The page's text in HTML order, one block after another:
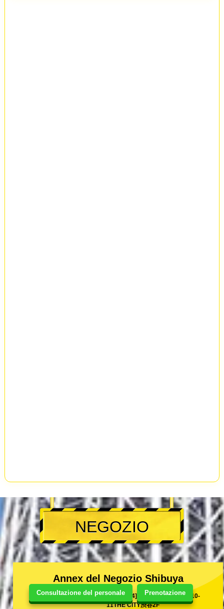
Consultazione del personale Prenotazione
NEGOZIO
Annex del Negozio Shibuya
[150-0044]東京都渋谷区円山町10-
11THE CITY渋谷2F